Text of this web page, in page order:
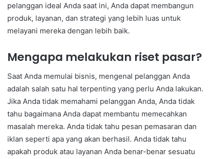
pelanggan ideal Anda saat ini, Anda dapat membangun
produk, layanan, dan strategi yang lebih luas untuk
melayani mereka dengan lebih baik.
Mengapa melakukan riset pasar?
Saat Anda memulai bisnis, mengenal pelanggan Anda
adalah salah satu hal terpenting yang perlu Anda lakukan.
Jika Anda tidak memahami pelanggan Anda, Anda tidak
tahu bagaimana Anda dapat membantu memecahkan
masalah mereka. Anda tidak tahu pesan pemasaran dan
iklan seperti apa yang akan berhasil. Anda tidak tahu
apakah produk atau layanan Anda benar-benar sesuatu